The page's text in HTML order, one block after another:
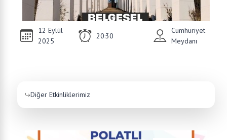
12 Eylül
2025
20:30
Cumhuriyet
Meydanı
Diğer Etkinliklerimiz